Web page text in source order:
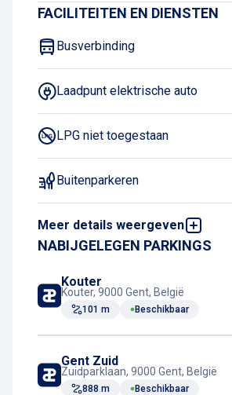
FACILITEITEN EN DIENSTEN
Busverbinding
Laadpunt elektrische auto
LPG niet toegestaan
Buitenparkeren
Meer details weergeven
Tramverbinding
NABIJGELEGEN PARKINGS
Kouter
Kouter, 9000 Gent, België
101 m Beschikbaar
Gent Zuid
Zuidparklaan, 9000 Gent, België
888 m Beschikbaar